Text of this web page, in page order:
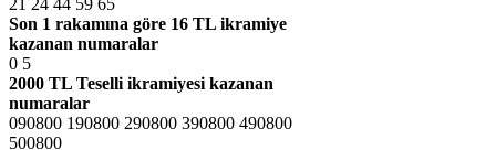
21 24 44 59 65
Son 1 rakamına göre 16 TL ikramiye
kazanan numaralar
0 5
2000 TL Teselli ikramiyesi kazanan
numaralar
090800 190800 290800 390800 490800
500800